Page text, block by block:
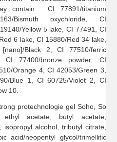
contain : CI 77891/titanium
Bismuth oxychloride, CI
Yellow 5 lake, CI 77491, CI
6 lake, CI 15880/Red 34 lake,
Black 2, CI 77510/ferric
CI 77400/bronze powder, CI
Orange 4, CI 42053/Green 3,
Blue 1, CI 60725/Violet 2, CI
10.
protechnologie gel Soho, So
acetate, butyl acetate,
isopropyl alcohol, tributyl citrate,
acid/neopentyl glycol/trimellitic